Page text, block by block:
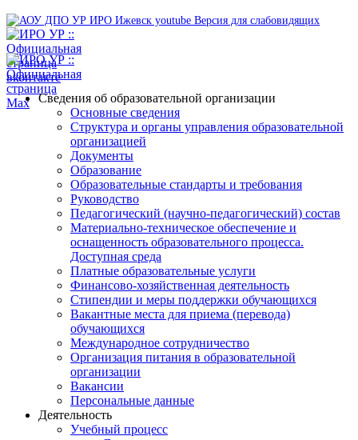
Версия для слабовидящих
Сведения об образовательной организации
Основные сведения
Структура и органы управления образовательной
организацией
Документы
Образование
Образовательные стандарты и требования
Руководство
Педагогический (научно-педагогический) состав
Материально-техническое обеспечение и
оснащенность образовательного процесса.
Доступная среда
Платные образовательные услуги
Финансово-хозяйственная деятельность
Стипендии и меры поддержки обучающихся
Вакантные места для приема (перевода)
обучающихся
Международное сотрудничество
Организация питания в образовательной
организации
Вакансии
Персональные данные
Деятельность
Учебный процесс